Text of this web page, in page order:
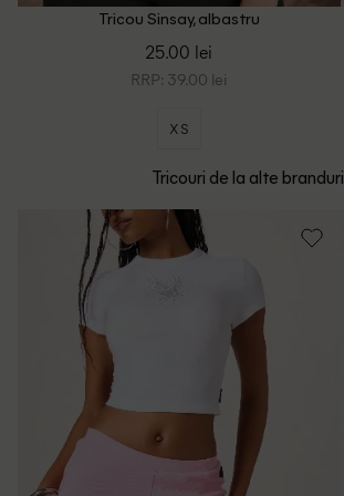
Tricou Sinsay, albastru
25.00 lei
RRP: 39.00 lei
XS
Tricouri de la alte branduri